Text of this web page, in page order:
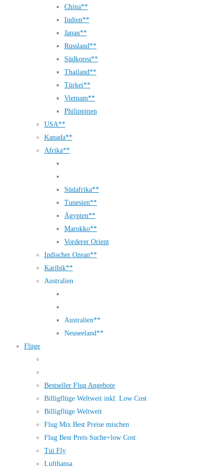
China**
Indien**
Japan**
Russland**
Südkorea**
Thailand**
Türkei**
Vietnam**
Philippinen
USA**
Kanada**
Afrika**
Südafrika**
Tunesien**
Ägypten**
Marokko**
Vorderer Orient
Indischer Ozean**
Karibik**
Australien
Australien**
Neuseeland**
Flüge
Bestseller Flug Angebote
Billigflüge Weltweit inkl. Low Cost
Billigflüge Weltweit
Flug Mix Best Preise mischen
Flug Best Preis Suche+low Cost
Tui Fly
Lufthansa